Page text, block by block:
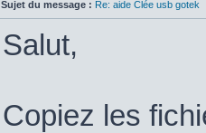
Sujet du message : Re: aide Clée usb gotek
Salut,
Copiez les